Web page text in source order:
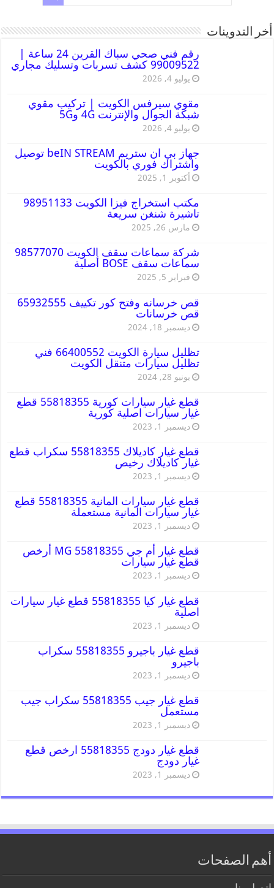
أخر التدوينات
رقم فني صحي سباك القرين 24 ساعة |
99009522 كشف تسربات وتسليك مجاري
يوليو 4, 2026
مقوي سيرفس الكويت | تركيب مقوي
شبكة الجوال والإنترنت 4G و5G
يوليو 4, 2026
جهاز بي ان ستريم beIN STREAM توصيل
واشتراك فوري بالكويت
أكتوبر 1, 2025
مكتب استخراج فيزا الكويت 98951133
تاشيرة شنغن سريعة
مارس 26, 2025
شركة سماعات سقف الكويت 98577070
سماعات سقف BOSE أصلية
فبراير 5, 2025
قص خرسانه وفتح كور تكييف 65932555
قص خرسانات
ديسمبر 18, 2024
تظليل سيارة الكويت 66400552 فني
تظليل سيارات متنقل الكويت
يونيو 28, 2024
قطع غيار سيارات كورية 55818355 قطع
غيار سيارات اصلية كورية
ديسمبر 1, 2023
قطع غيار كاديلاك 55818355 سكراب قطع
غيار كاديلاك رخيص
ديسمبر 1, 2023
قطع غيار سيارات المانية 55818355 قطع
غيار سيارات المانية مستعملة
ديسمبر 1, 2023
قطع غيار أم جي MG 55818355 أرخص
قطع غيار سيارات
ديسمبر 1, 2023
قطع غيار كيا 55818355 قطع غيار سيارات
اصلية
ديسمبر 1, 2023
قطع غيار باجيرو 55818355 سكراب
باجيرو
ديسمبر 1, 2023
قطع غيار جيب 55818355 سكراب جيب
مستعمل
ديسمبر 1, 2023
قطع غيار دودج 55818355 ارخص قطع
غيار دودج
ديسمبر 1, 2023
أهم الصفحات